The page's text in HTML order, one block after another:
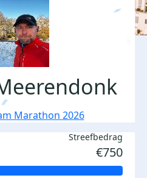
Marathon 2026
Streefbedrag
€750